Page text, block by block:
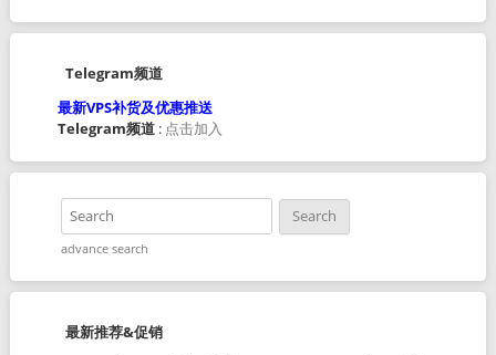
Telegram频道
最新VPS补货及优惠推送
Telegram频道: 点击加入
advance search
最新推荐&促销